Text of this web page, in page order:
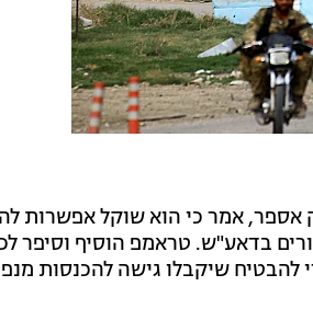
אספר, אמר כי הוא שוקל אפשרות
בדאע"ש. טראמפ הוסיף וסיפר
שיקבלו גישה להכנסות